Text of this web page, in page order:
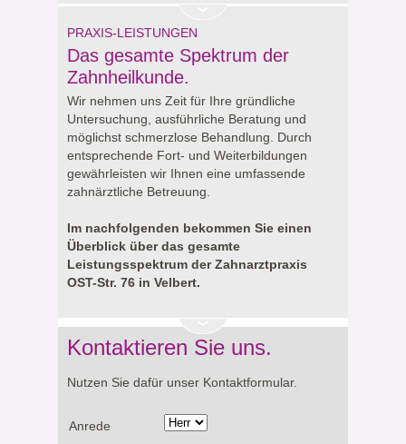
PRAXIS-LEISTUNGEN
Das gesamte Spektrum der
Zahnheilkunde.
Wir nehmen uns Zeit für Ihre gründliche
Untersuchung, ausführliche Beratung und
möglichst schmerzlose Behandlung. Durch
entsprechende Fort- und Weiterbildungen
gewährleisten wir Ihnen eine umfassende
zahnärztliche Betreuung.
Im nachfolgenden bekommen Sie einen
Überblick über das gesamte
Leistungsspektrum der Zahnarztpraxis
OST-Str. 76 in Velbert.
Kontaktieren Sie uns.
Nutzen Sie dafür unser Kontaktformular.
Anrede